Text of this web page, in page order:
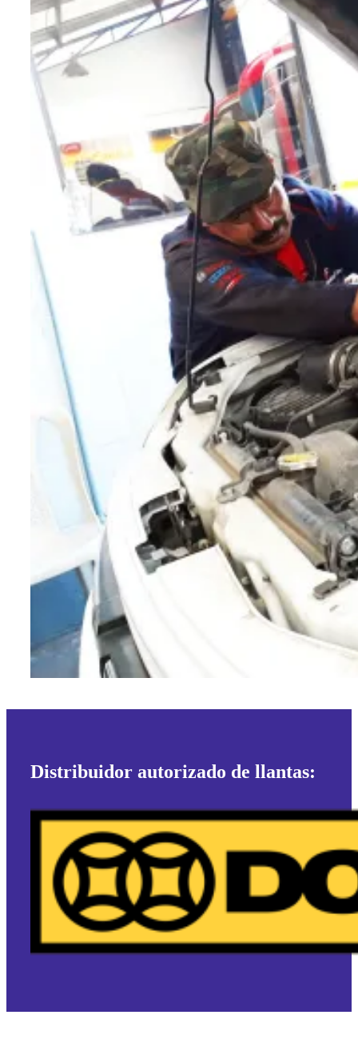
Distribuidor autorizado de llantas: